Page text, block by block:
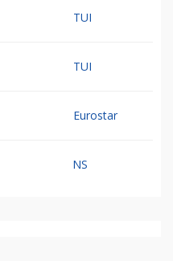
TUI
TUI
Eurostar
NS